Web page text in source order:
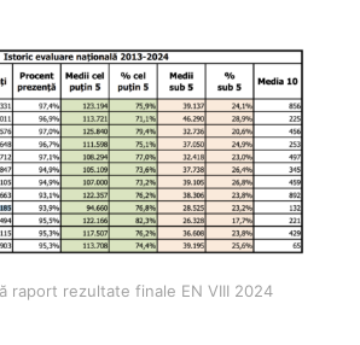
raport rezultate finale EN VIII 2024